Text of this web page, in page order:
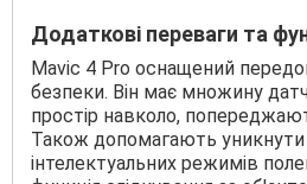
Додаткові переваги та
Mavic 4 Pro оснащений
безпеки. Він має множину
простір навколо,
Також допомагають уникнути
інтелектуальних режимів